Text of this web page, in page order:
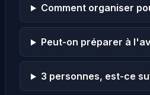
Comment organiser
Peut-on préparer à
3 personnes, est-ce